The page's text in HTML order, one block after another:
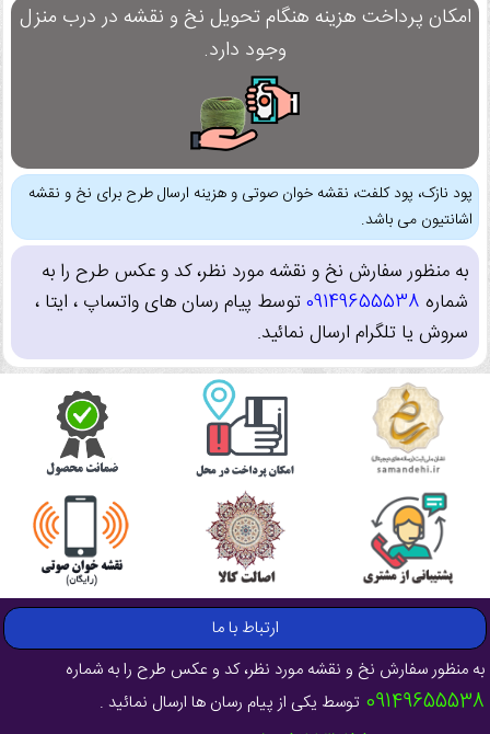
امکان پرداخت هزینه هنگام تحویل نخ و نقشه در درب منزل
وجود دارد.
پود نازک، پود کلفت، نقشه خوان صوتی و هزینه ارسال طرح برای نخ و نقشه
اشانتیون می باشد.
به منظور سفارش نخ و نقشه مورد نظر، کد و عکس طرح را به
شماره 09149655538توسط پیام رسان های واتساپ ، ایتا ،
سروش یا تلگرام ارسال نمائید.
ارتباط با ما
به منظور سفارش نخ و نقشه مورد نظر، کد و عکس طرح را به شماره
09149655538 توسط یکی از پیام رسان ها ارسال نمائید .